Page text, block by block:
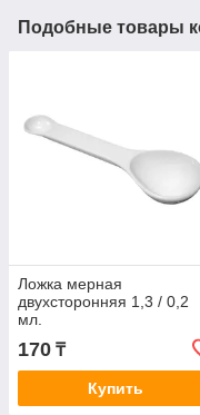
Подобные товары
Ложка мерная
двухсторонняя 1,3 / 0,2
мл.
170 ₸
Купить